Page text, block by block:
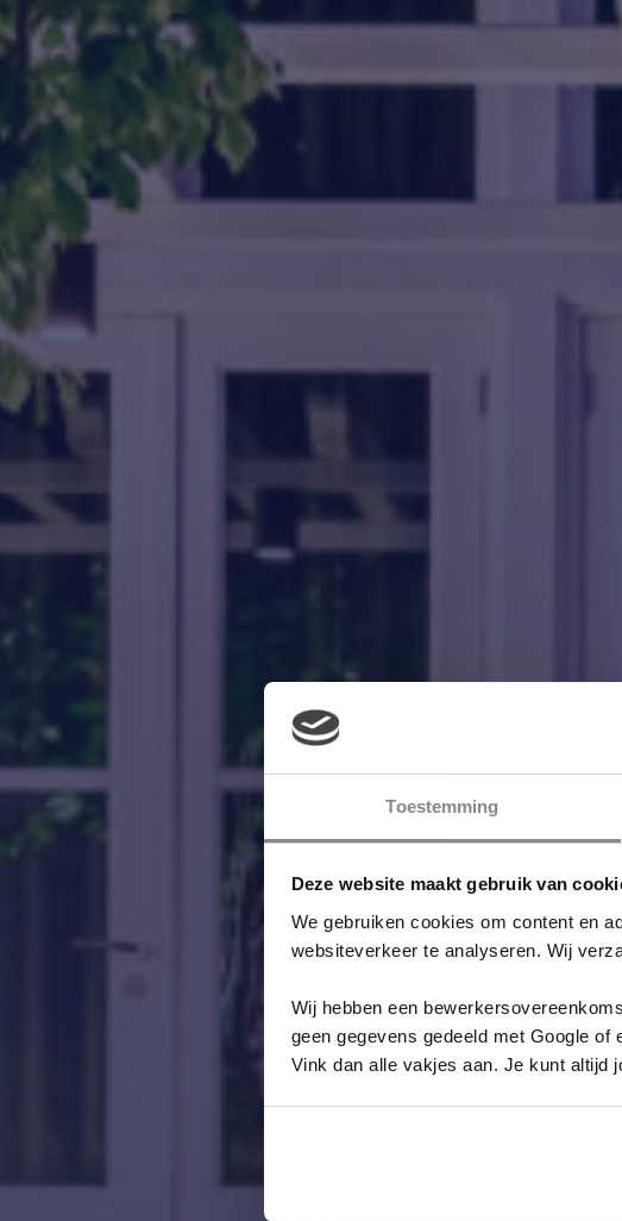
Toestemming
Deze website maakt gebruik van
We gebruiken cookies om content en
websiteverkeer te analyseren. Wij
Wij hebben een
geen gegevens gedeeld met Google
Vink dan alle vakjes aan. Je kunt altijd